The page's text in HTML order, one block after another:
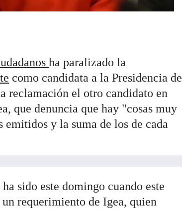
ha paralizado la
como candidata a la Presidencia de
reclamación el otro candidato en
que denuncia que hay "cosas muy
emitidos y la suma de los de cada
sido este domingo cuando este
requerimiento de Igea, quien